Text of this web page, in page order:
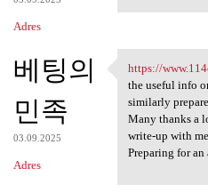
n
a
r
z
e
Adres
베팅의
민족
03.09.2025
Adres
https://
https://
the useful info
similarly
Many thanks a
write-up with
Preparing for